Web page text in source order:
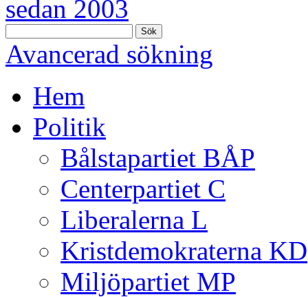
Sök
Avancerad sökning
Hem
Politik
Bålstapartiet BÅP
Centerpartiet C
Liberalerna L
Kristdemokraterna KD
Miljöpartiet MP